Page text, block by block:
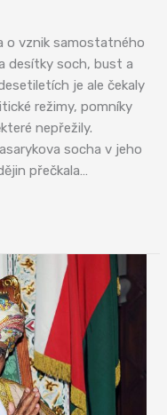
o vznik samostatného
desítky soch, bust a
je ale čekaly
režimy, pomníky
nepřežily.
socha v jeho
přečkala…